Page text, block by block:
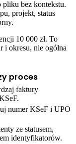
pliku bez kontekstu.
projekt, status
10 000 zł. To
i okresu, nie ogólna
proces
faktury
numer KSeF i UPO
ze statusem,
identyfikatorów.